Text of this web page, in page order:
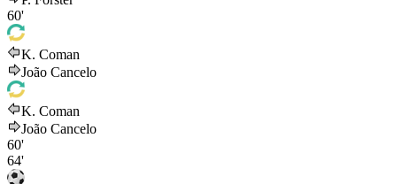
60'
K. Coman
João Cancelo
K. Coman
João Cancelo
60'
64'